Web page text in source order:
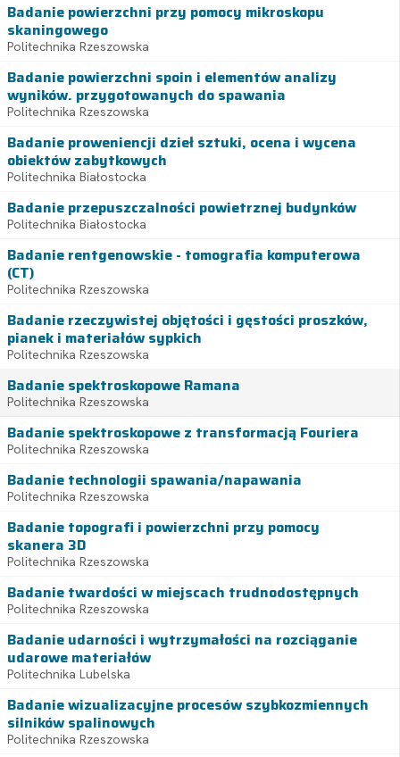
Badanie powierzchni przy pomocy mikroskopu
skaningowego
Politechnika Rzeszowska
Badanie powierzchni spoin i elementów analizy
wyników. przygotowanych do spawania
Politechnika Rzeszowska
Badanie proweniencji dzieł sztuki, ocena i wycena
obiektów zabytkowych
Politechnika Białostocka
Badanie przepuszczalności powietrznej budynków
Politechnika Białostocka
Badanie rentgenowskie - tomografia komputerowa
(CT)
Politechnika Rzeszowska
Badanie rzeczywistej objętości i gęstości proszków,
pianek i materiałów sypkich
Politechnika Rzeszowska
Badanie spektroskopowe Ramana
Politechnika Rzeszowska
Badanie spektroskopowe z transformacją Fouriera
Politechnika Rzeszowska
Badanie technologii spawania/napawania
Politechnika Rzeszowska
Badanie topografi i powierzchni przy pomocy
skanera 3D
Politechnika Rzeszowska
Badanie twardości w miejscach trudnodostępnych
Politechnika Rzeszowska
Badanie udarności i wytrzymałości na rozciąganie
udarowe materiałów
Politechnika Lubelska
Badanie wizualizacyjne procesów szybkozmiennych
silników spalinowych
Politechnika Rzeszowska